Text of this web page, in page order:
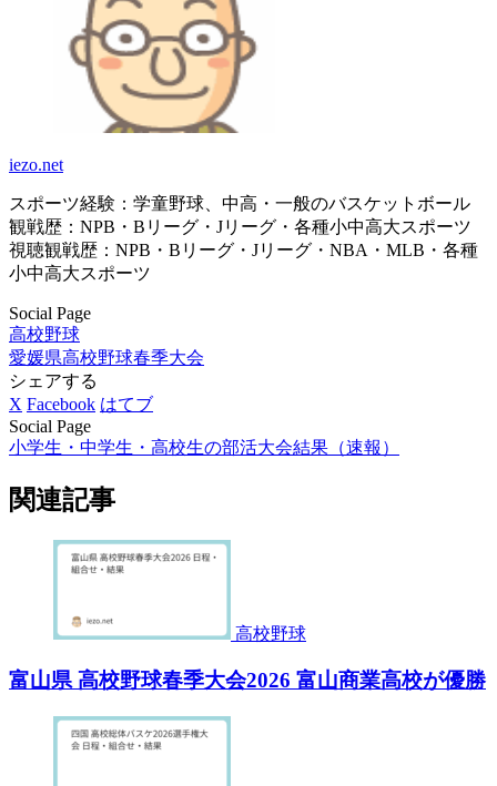
iezo.net
スポーツ経験：学童野球、中高・一般のバスケットボール
観戦歴：NPB・Bリーグ・Jリーグ・各種小中高大スポーツ
視聴観戦歴：NPB・Bリーグ・Jリーグ・NBA・MLB・各種
小中高大スポーツ
Social Page
高校野球
愛媛県高校野球春季大会
シェアする
X Facebook はてブ
Social Page
小学生・中学生・高校生の部活大会結果（速報）
関連記事
高校野球
富山県 高校野球春季大会2026 富山商業高校が優勝